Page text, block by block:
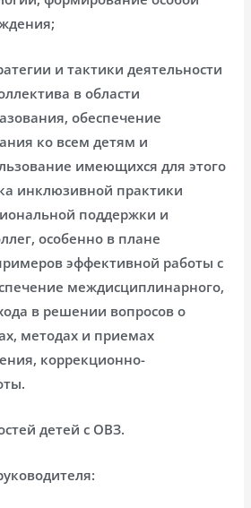
и тактики деятельности
в области
обеспечение
ко всем детям и
имеющихся для этого
инклюзивной практики
поддержки и
особенно в плане
эффективной работы с
междисциплинарного,
в решении вопросов о
методах и приемах
коррекционно-
детей с ОВЗ.